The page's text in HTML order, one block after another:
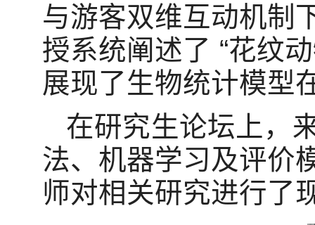
与游客双维互动机制
授系统阐述了 “花纹
展现了生物统计模型
在研究生论坛上，
法、机器学习及评价
师对相关研究进行了